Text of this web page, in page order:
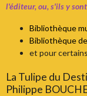
l'éditeur, ou, s'ils y
Bibliothèque
Bibliothèque
et pour
La Tulipe du
Philippe